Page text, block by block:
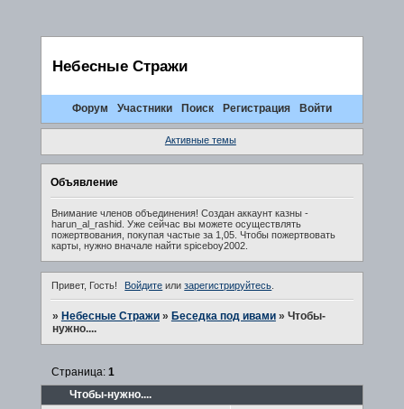
Небесные Стражи
Форум Участники Поиск Регистрация Войти
Активные темы
Объявление
Внимание членов объединения! Создан аккаунт казны -
harun_al_rashid. Уже сейчас вы можете осуществлять
пожертвования, покупая частые за 1,05. Чтобы пожертвовать
карты, нужно вначале найти spiceboy2002.
Привет, Гость! Войдите илизарегистрируйтесь
» Небесные Стражи » Беседка под ивами » Чтобы-
нужно....
Чтобы-нужно....
Страница: 1